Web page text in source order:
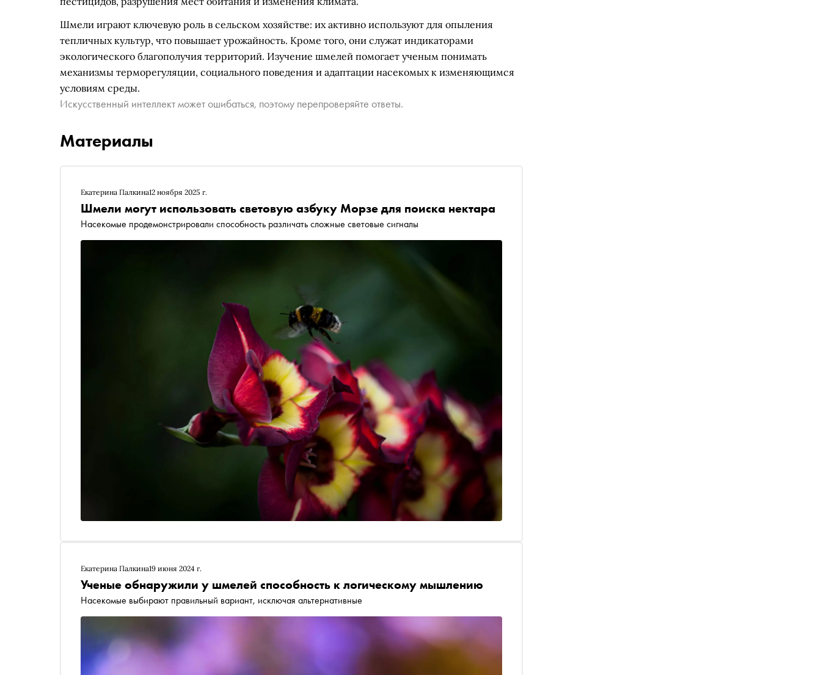
Шмели играют ключевую роль в сельском хозяйстве: их активно используют для опыления
тепличных культур, что повышает урожайность. Кроме того, они служат индикаторами
экологического благополучия территорий. Изучение шмелей помогает ученым понимать
механизмы терморегуляции, социального поведения и адаптации насекомых к изменяющимся
условиям среды.
Искусственный интеллект может ошибаться, поэтому перепроверяйте ответы.
Материалы
Екатерина Палкина12 ноября 2025 г.
Шмели могут использовать световую азбуку Морзе для поиска нектара
Насекомые продемонстрировали способность различать сложные световые сигналы
Екатерина Палкина19 июня 2024 г.
Ученые обнаружили у шмелей способность к логическому мышлению
Насекомые выбирают правильный вариант, исключая альтернативные